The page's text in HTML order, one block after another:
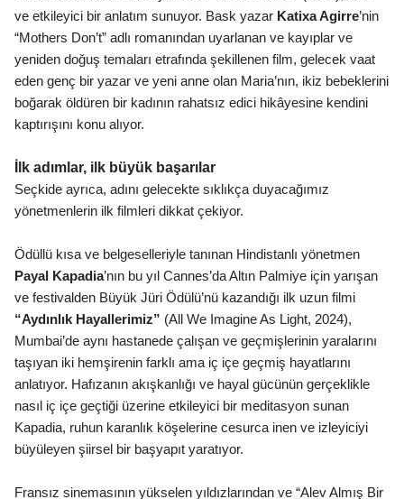
ve etkileyici bir anlatım sunuyor. Bask yazar Katixa Agirre’nin
“Mothers Don’t” adlı romanından uyarlanan ve kayıplar ve
yeniden doğuş temaları etrafında şekillenen film, gelecek vaat
eden genç bir yazar ve yeni anne olan Maria’nın, ikiz bebeklerini
boğarak öldüren bir kadının rahatsız edici hikâyesine kendini
kaptırışını konu alıyor.
İlk adımlar, ilk büyük başarılar
Seçkide ayrıca, adını gelecekte sıklıkça duyacağımız
yönetmenlerin ilk filmleri dikkat çekiyor.
Ödüllü kısa ve belgeselleriyle tanınan Hindistanlı yönetmen
Payal Kapadia’nın bu yıl Cannes’da Altın Palmiye için yarışan
ve festivalden Büyük Jüri Ödülü’nü kazandığı ilk uzun filmi
“Aydınlık Hayallerimiz” (All We Imagine As Light, 2024),
Mumbai’de aynı hastanede çalışan ve geçmişlerinin yaralarını
taşıyan iki hemşirenin farklı ama iç içe geçmiş hayatlarını
anlatıyor. Hafızanın akışkanlığı ve hayal gücünün gerçeklikle
nasıl iç içe geçtiği üzerine etkileyici bir meditasyon sunan
Kapadia, ruhun karanlık köşelerine cesurca inen ve izleyiciyi
büyüleyen şiirsel bir başyapıt yaratıyor.
Fransız sinemasının yükselen yıldızlarından ve “Alev Almış Bir